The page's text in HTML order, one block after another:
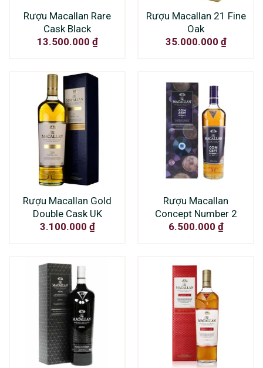
Rượu Macallan Rare
Cask Black
13.500.000 ₫
Rượu Macallan 21 Fine
Oak
35.000.000 ₫
Rượu Macallan Gold
Double Cask UK
3.100.000 ₫
Rượu Macallan
Concept Number 2
6.500.000 ₫